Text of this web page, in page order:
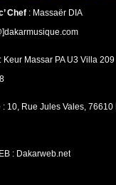
Chef: Massaër DIA
Keur Massar PA U3 Villa 209
: 10, Rue Jules Vales, 76610
: Dakarweb.net